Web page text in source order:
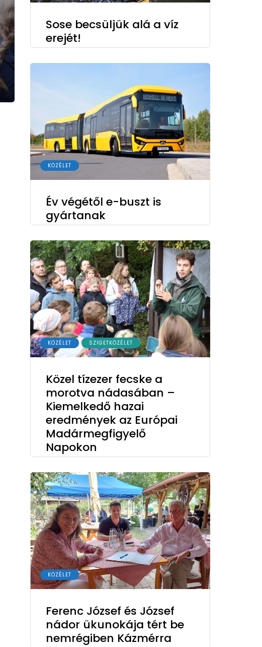
Sose becsüljük alá a víz
erejét!
KÖZÉLET
Év végétől e-buszt is
gyártanak
KÖZÉLET SZIGETKÖZÉLET
Közel tízezer fecske a
morotva nádasában –
Kiemelkedő hazai
eredmények az Európai
Madármegfigyelő
Napokon
KÖZÉLET
Ferenc József és József
nádor ükunokája tért be
nemrégiben Kázmérra